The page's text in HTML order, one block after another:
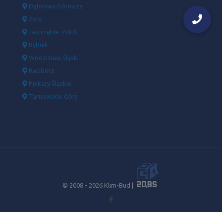
Dąbrowa Górnicza
Żory
Jastrzębie-Zdrój
Rybnik
Wodzisław Śląski
Racibórz
Piekary Śląskie
Tarnowskie Góry
© 2008 - 2026 Klim-Bud |